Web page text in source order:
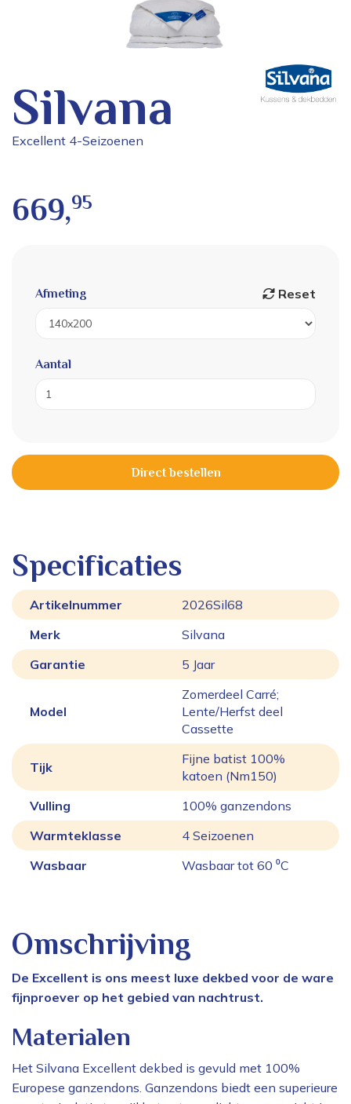
Silvana
Excellent 4-Seizoenen
669,95
Reset
Afmeting
Aantal
Direct bestellen
Specificaties
Artikelnummer
2026Sil68
Merk
Silvana
Garantie
5 Jaar
Model
Zomerdeel Carré;
Lente/Herfst deel
Cassette
Tijk
Fijne batist 100%
katoen (Nm150)
Vulling
100% ganzendons
Warmteklasse
4 Seizoenen
Wasbaar
Wasbaar tot 60 ⁰C
Omschrijving
De Excellent is ons meest luxe dekbed voor de ware
fijnproever op het gebied van nachtrust.
Materialen
Het Silvana Excellent dekbed is gevuld met 100%
Europese ganzendons. Ganzendons biedt een superieure